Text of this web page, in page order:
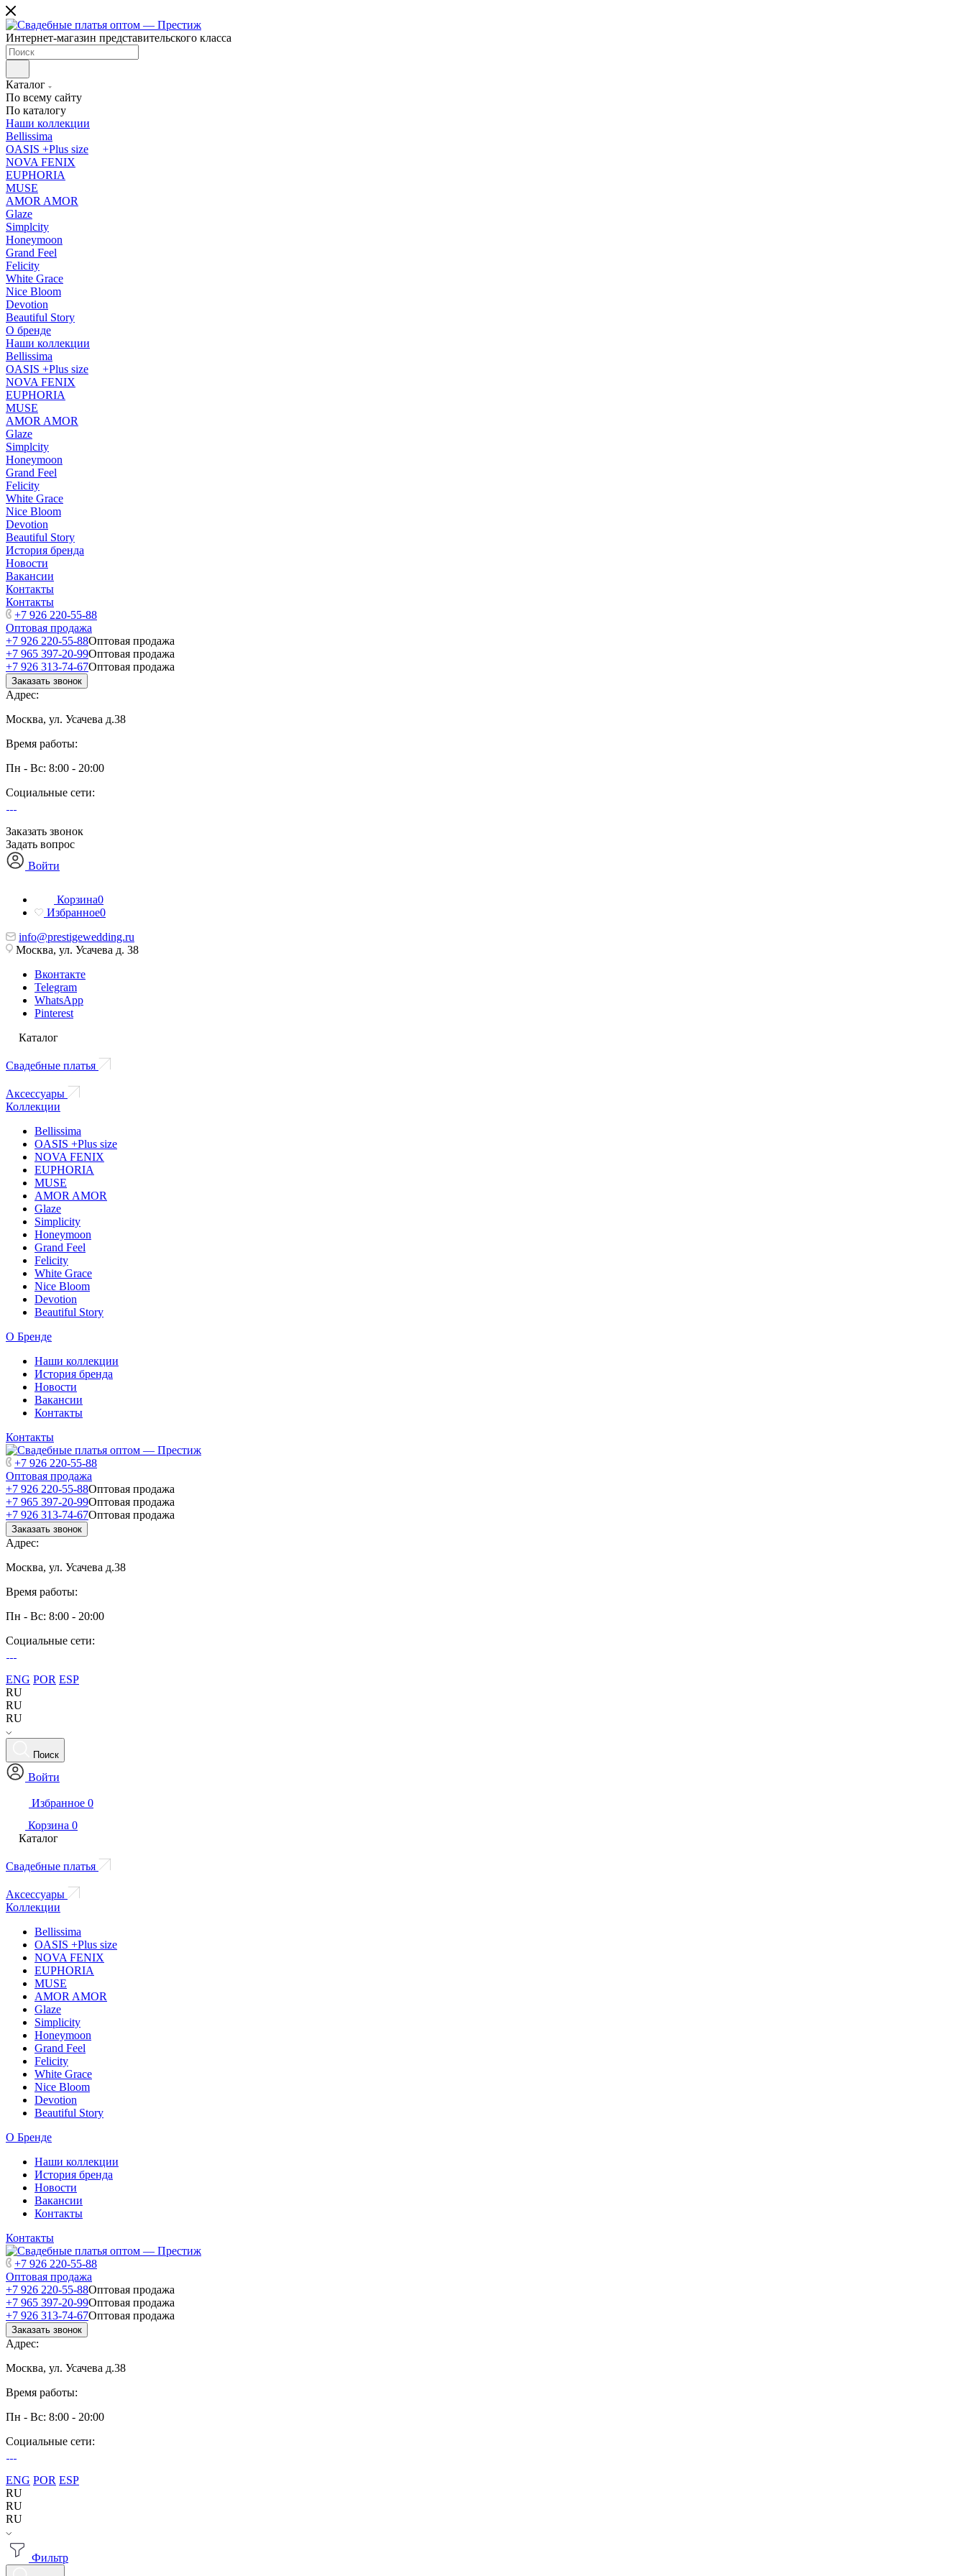
Интернет-магазин представительского класса
Каталог
По всему сайту
По каталогу
Наши коллекции
Bellissima
OASIS +Plus size
NOVA FENIX
EUPHORIA
MUSE
AMOR AMOR
Glaze
Simplcity
Honeymoon
Grand Feel
Felicity
White Grace
Nice Bloom
Devotion
Beautiful Story
О бренде
Наши коллекции
Bellissima
OASIS +Plus size
NOVA FENIX
EUPHORIA
MUSE
AMOR AMOR
Glaze
Simplcity
Honeymoon
Grand Feel
Felicity
White Grace
Nice Bloom
Devotion
Beautiful Story
История бренда
Новости
Вакансии
Контакты
Контакты
+7 926 220-55-88
Оптовая продажа
+7 926 220-55-88Оптовая продажа
+7 965 397-20-99Оптовая продажа
+7 926 313-74-67Оптовая продажа
Заказать звонок
Адрес:
Москва, ул. Усачева д.38
Время работы:
Пн - Вс: 8:00 - 20:00
Социальные сети:
Заказать звонок
Задать вопрос
Войти
Корзина0
Избранное0
info@prestigewedding.ru
Москва, ул. Усачева д. 38
Вконтакте
Telegram
WhatsApp
Pinterest
Каталог
Свадебные платья
Аксессуары
Коллекции
Bellissima
OASIS +Plus size
NOVA FENIX
EUPHORIA
MUSE
AMOR AMOR
Glaze
Simplicity
Honeymoon
Grand Feel
Felicity
White Grace
Nice Bloom
Devotion
Beautiful Story
О Бренде
Наши коллекции
История бренда
Новости
Вакансии
Контакты
Контакты
+7 926 220-55-88
Оптовая продажа
+7 926 220-55-88Оптовая продажа
+7 965 397-20-99Оптовая продажа
+7 926 313-74-67Оптовая продажа
Заказать звонок
Адрес:
Москва, ул. Усачева д.38
Время работы:
Пн - Вс: 8:00 - 20:00
Социальные сети:
ENG POR ESP
RU
RU
RU
Поиск
Войти
Избранное 0
Корзина 0
Каталог
Свадебные платья
Аксессуары
Коллекции
Bellissima
OASIS +Plus size
NOVA FENIX
EUPHORIA
MUSE
AMOR AMOR
Glaze
Simplicity
Honeymoon
Grand Feel
Felicity
White Grace
Nice Bloom
Devotion
Beautiful Story
О Бренде
Наши коллекции
История бренда
Новости
Вакансии
Контакты
Контакты
+7 926 220-55-88
Оптовая продажа
+7 926 220-55-88Оптовая продажа
+7 965 397-20-99Оптовая продажа
+7 926 313-74-67Оптовая продажа
Заказать звонок
Адрес:
Москва, ул. Усачева д.38
Время работы:
Пн - Вс: 8:00 - 20:00
Социальные сети:
ENG POR ESP
RU
RU
RU
Фильтр